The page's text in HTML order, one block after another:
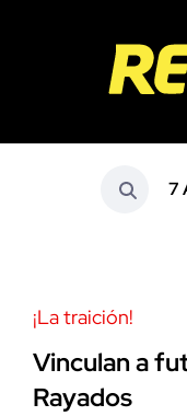
7
¡La traición!
Vinculan a
Rayados